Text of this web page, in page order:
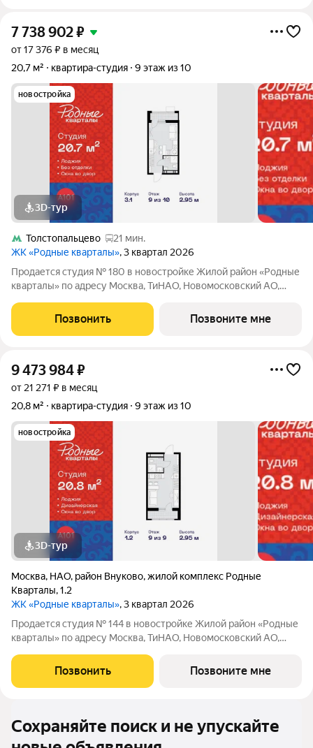
7 738 902₽
от 17 376 ₽ в месяц
20,7 м²
квартира-студия 9 этаж из 10
новостройка
3D-тур
Толстопальцево
21 мин.
ЖК «Родные кварталы», 3 квартал 2026
Продается студия № 180 в новостройке Жилой район «Родные
кварталы» по адресу Москва, ТиНАО, Новомосковский АО,
район Внуково, Новомосковский административный округ,
Москва. Общая площадь квартиры
Позвонить Позвоните мне
9 473 984₽
от 21 271 ₽ в месяц
20,8 м²
квартира-студия 9 этаж из 10
новостройка
3D-тур
Москва, НАО, район Внуково,жилой комплекс Родные
Кварталы,1.2
ЖК «Родные кварталы», 3 квартал 2026
Продается студия № 144 в новостройке Жилой район «Родные
кварталы» по адресу Москва, ТиНАО, Новомосковский АО,
район Внуково, Новомосковский административный округ,
Москва. Общая площадь квартиры
Позвонить Позвоните мне
Сохраняйте поиск и не упускайте